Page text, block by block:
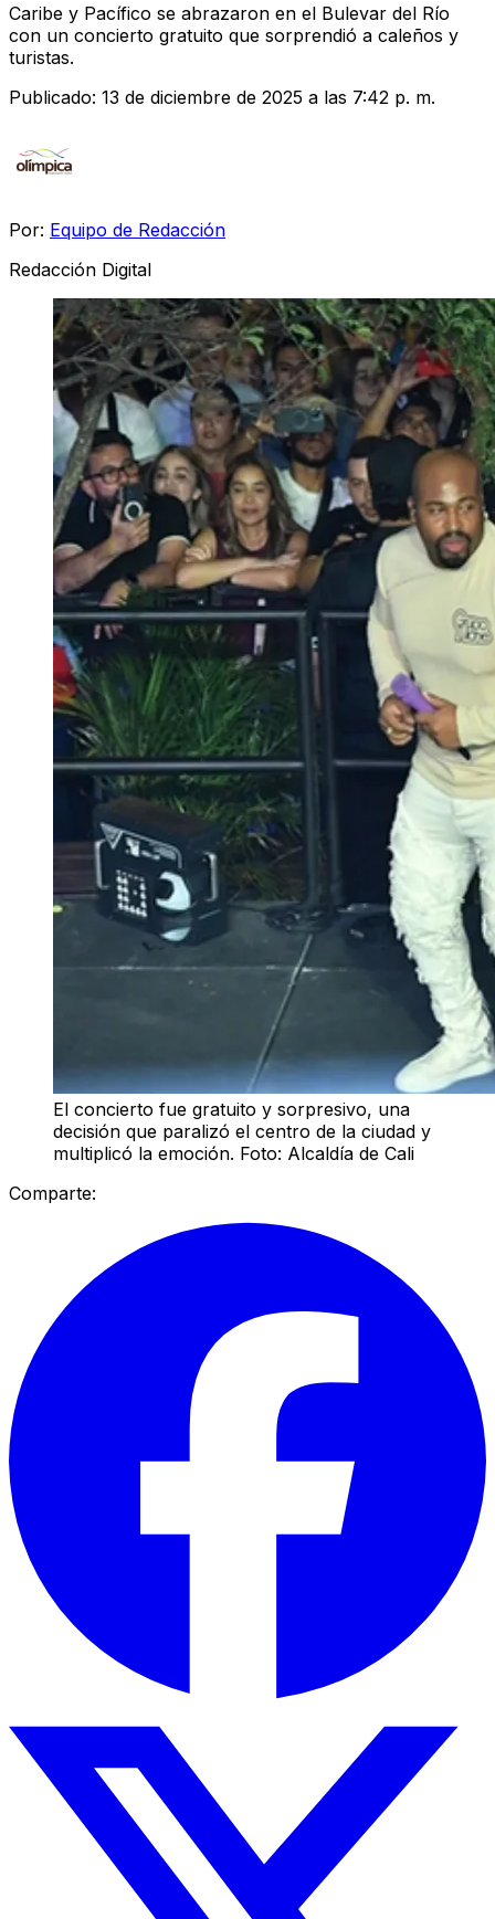
Caribe y Pacífico se abrazaron en el Bulevar del Río
con un concierto gratuito que sorprendió a caleños y
turistas.
Publicado: 13 de diciembre de 2025 a las 7:42 p. m.
Por: Equipo de Redacción
Redacción Digital
El concierto fue gratuito y sorpresivo, una
decisión que paralizó el centro de la ciudad y
multiplicó la emoción. Foto: Alcaldía de Cali
Comparte: